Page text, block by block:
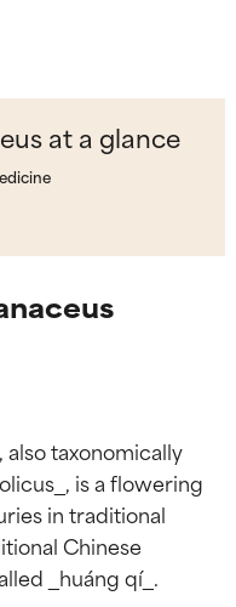
at a glance
also taxonomically
is a flowering
in traditional
Chinese
_huáng qí_.